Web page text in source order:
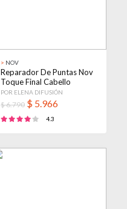
> NOV
Reparador De Puntas Nov
Toque Final Cabello
Dañado X 50ml
POR ELENA DIFUSIÓN
$ 6.790 $ 5.966
4.3